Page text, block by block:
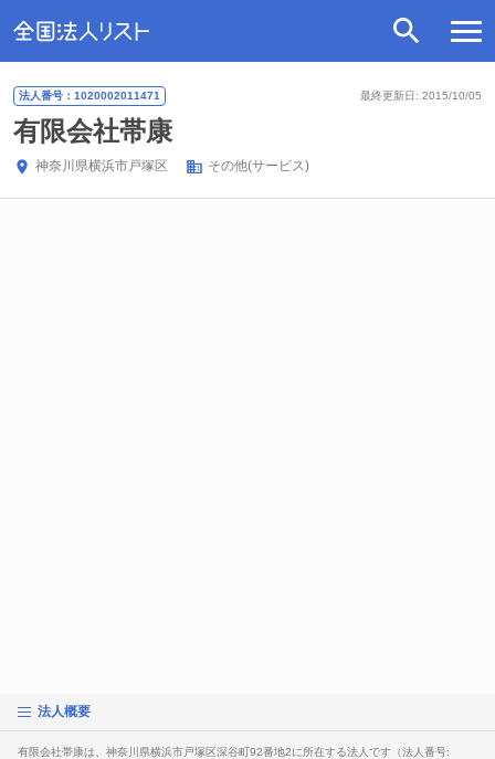
最終更新日: 2015/10/05
法人番号：1020002011471
有限会社帯康
神奈川県横浜市戸塚区 その他(サービス)
法人概要
有限会社帯康は、神奈川県横浜市戸塚区深谷町92番地2に所在する法人です（法人番号: